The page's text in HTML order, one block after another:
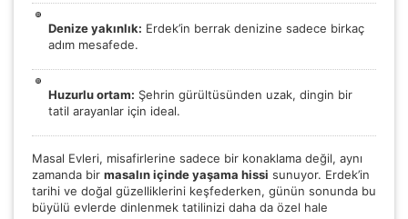
ÇEREZ KULLANIM AYARLARINIZ
Çerez tercihlerinizibelirleyin.
Daha fazla bilgi içinKVKK bilgilendirmemizi, çerez kullanımve
gizlilik koşullarınıinceleyebilirsiniz.
Denize yakınlık: Erdek’in berrak denizine sadece birkaç
adım mesafede.
Huzurlu ortam: Şehrin gürültüsünden uzak, dingin bir
tatil arayanlar için ideal.
Masal Evleri, misafirlerine sadece bir konaklama değil, aynı
zamanda bir masalın içinde yaşama hissi sunuyor. Erdek’in
tarihi ve doğal güzelliklerini keşfederken, günün sonunda bu
büyülü evlerde dinlenmek tatilinizi daha da özel hale